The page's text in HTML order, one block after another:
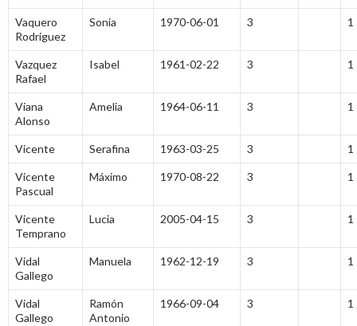
Vaquero
Rodriguez
Sonia 1970-06-01 3 1
Vazquez
Rafael
Isabel 1961-02-22 3 1
Viana
Alonso
Amelia 1964-06-11 3 1
Vicente Serafina 1963-03-25 3 1
Vicente
Pascual
Máximo 1970-08-22 3 1
Vicente
Temprano
Lucia 2005-04-15 3 1
Vidal
Gallego
Manuela 1962-12-19 3 1
Vidal
Gallego
Ramón
Antonio
1966-09-04 3 1